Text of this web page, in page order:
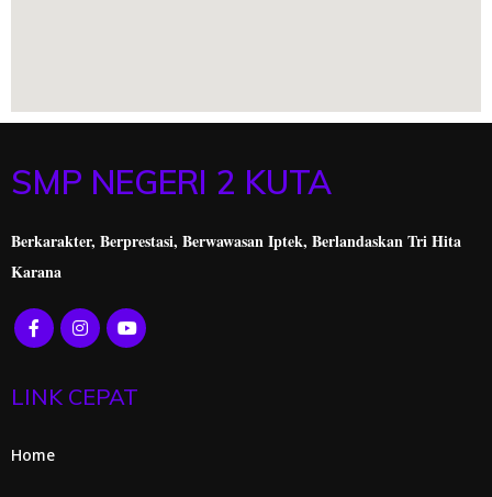
SMP NEGERI 2 KUTA
Berkarakter, Berprestasi, Berwawasan Iptek, Berlandaskan Tri Hita
Karana
LINK CEPAT
Home